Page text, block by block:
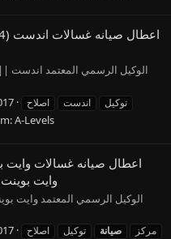
اصلاح اندست
توكيل
A-Levels
وايت بوينت (01225025360)
اصلاح توكيل صيانة
مركز